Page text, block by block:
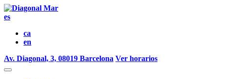
es
ca
en
Av. Diagonal, 3, 08019 Barcelona Ver horarios